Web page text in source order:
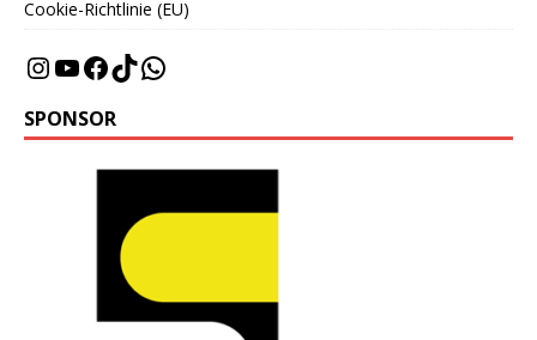
Cookie-Richtlinie (EU)
SPONSOR